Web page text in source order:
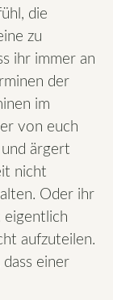
die
zu
ihr immer an
der
im
von euch
ärgert
nicht
Oder ihr
eigentlich
aufzuteilen.
einer